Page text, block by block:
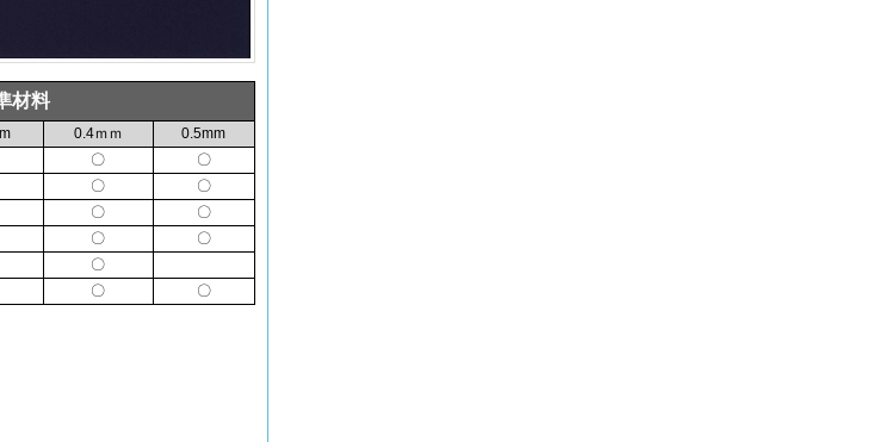
材料
0.4ｍｍ
0.5mm
〇
〇
〇
〇
〇
〇
〇
〇
〇
〇 〇